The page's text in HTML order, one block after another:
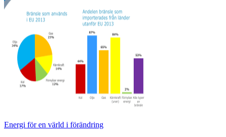
Energi för en värld i förändring